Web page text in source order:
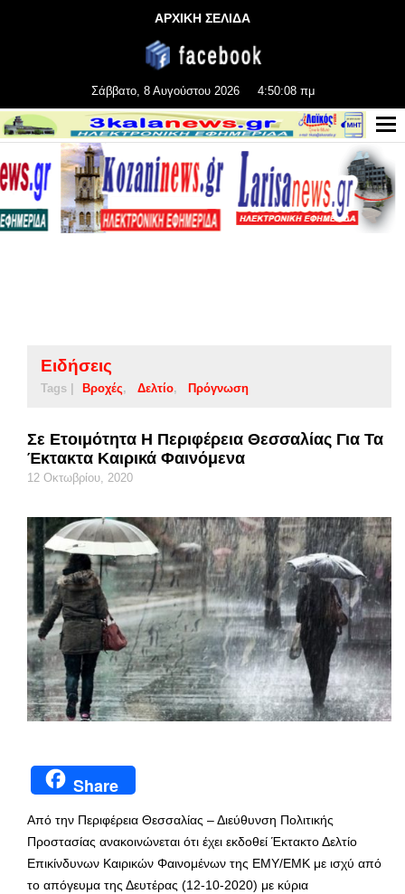
ΑΡΧΙΚΗ ΣΕΛΙΔΑ
Σάββατο, 8 Αυγούστου 2026 4:50:09 πμ
Ειδήσεις
Tags | Βροχές Δελτίο Πρόγνωση
Σε Ετοιμότητα Η Περιφέρεια Θεσσαλίας Για Τα
Έκτακτα Καιρικά Φαινόμενα
12 Οκτωβρίου, 2020
Share
Από την Περιφέρεια Θεσσαλίας – Διεύθυνση Πολιτικής
Προστασίας ανακοινώνεται ότι έχει εκδοθεί Έκτακτο Δελτίο
Επικίνδυνων Καιρικών Φαινομένων της ΕΜΥ/ΕΜΚ με ισχύ από
το απόγευμα της Δευτέρας (12-10-2020) με κύρια